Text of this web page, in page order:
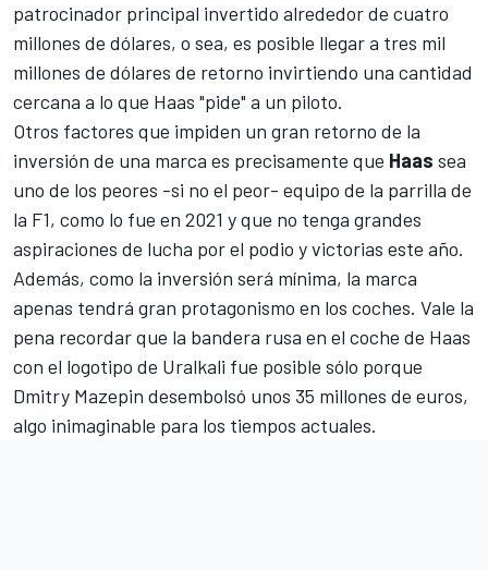
patrocinador principal invertido alrededor de cuatro
millones de dólares, o sea, es posible llegar a tres mil
millones de dólares de retorno invirtiendo una cantidad
cercana a lo que Haas "pide" a un piloto.
Otros factores que impiden un gran retorno de la
inversión de una marca es precisamente que Haas sea
uno de los peores -si no el peor- equipo de la parrilla de
la F1, como lo fue en 2021 y que no tenga grandes
aspiraciones de lucha por el podio y victorias este año.
Además, como la inversión será mínima, la marca
apenas tendrá gran protagonismo en los coches. Vale la
pena recordar que la bandera rusa en el coche de Haas
con el logotipo de Uralkali fue posible sólo porque
Dmitry Mazepin desembolsó unos 35 millones de euros,
algo inimaginable para los tiempos actuales.